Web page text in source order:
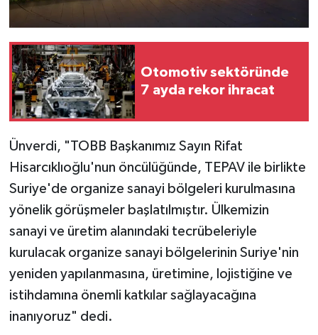
Otomotiv sektöründe
7 ayda rekor ihracat
Ünverdi, "TOBB Başkanımız Sayın Rifat
Hisarcıklıoğlu'nun öncülüğünde, TEPAV ile birlikte
Suriye'de organize sanayi bölgeleri kurulmasına
yönelik görüşmeler başlatılmıştır. Ülkemizin
sanayi ve üretim alanındaki tecrübeleriyle
kurulacak organize sanayi bölgelerinin Suriye'nin
yeniden yapılanmasına, üretimine, lojistiğine ve
istihdamına önemli katkılar sağlayacağına
inanıyoruz" dedi.